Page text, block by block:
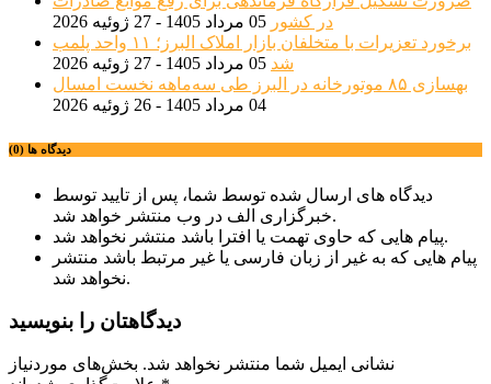
در کشور 05 مرداد 1405 - 27 ژوئیه 2026
برخورد تعزیرات با متخلفان بازار املاک البرز؛ ۱۱ واحد پلمب
شد 05 مرداد 1405 - 27 ژوئیه 2026
بهسازی ۸۵ موتورخانه در البرز طی سه‌ماهه نخست امسال
04 مرداد 1405 - 26 ژوئیه 2026
دیدگاه ها (0)
دیدگاه های ارسال شده توسط شما، پس از تایید توسط
خبرگزاری الف در وب منتشر خواهد شد.
پیام هایی که حاوی تهمت یا افترا باشد منتشر نخواهد شد.
پیام هایی که به غیر از زبان فارسی یا غیر مرتبط باشد منتشر
نخواهد شد.
دیدگاهتان را بنویسید
نشانی ایمیل شما منتشر نخواهد شد. بخش‌های موردنیاز